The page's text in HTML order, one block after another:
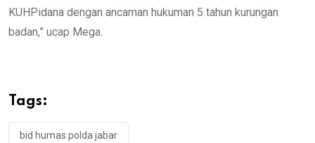
KUHPidana dengan ancaman hukuman 5 tahun kurungan
badan,” ucap Mega.
Tags:
bid humas polda jabar